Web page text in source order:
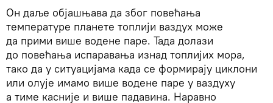
Он даље објашњава да због повећања
температуре планете топлији ваздух може
да прими више водене паре. Тада долази
до повећања испаравања изнад топлијих мора,
тако да у ситуацијама када се формирају циклони
или олује имамо више водене паре у ваздуху
а тиме касније и више падавина. Наравно